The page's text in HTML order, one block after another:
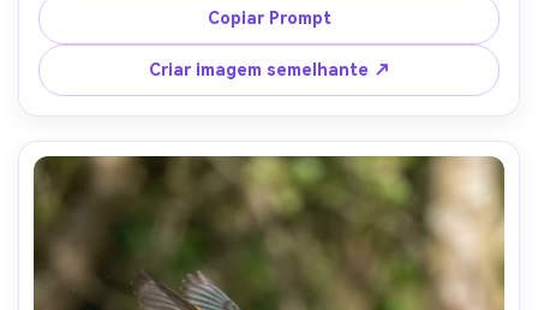
em Fujifilm GFX 100S com 110 mm f/2, cor luxuosa e micro-
contraste, fotorealista, elegante vibe editorial-AR 4:5
Copiar Prompt
Criar imagem semelhante ↗